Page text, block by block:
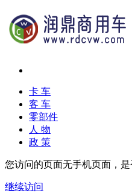
卡 车
客 车
零部件
人 物
政 策
您访问的页面无手机页面，
继续访问